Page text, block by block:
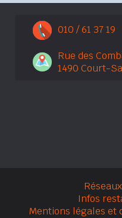
010 / 61 37 19
Rue des
1490 Court-
Infos
Mentions légales et